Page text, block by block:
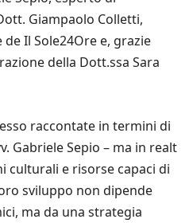
Giampaolo Colletti,
Il Sole24Ore e, grazie
della Dott.ssa Sara
raccontate in termini di
Gabriele Sepio – ma in realt
culturali e risorse capaci di
sviluppo non dipende
ma da una strategia